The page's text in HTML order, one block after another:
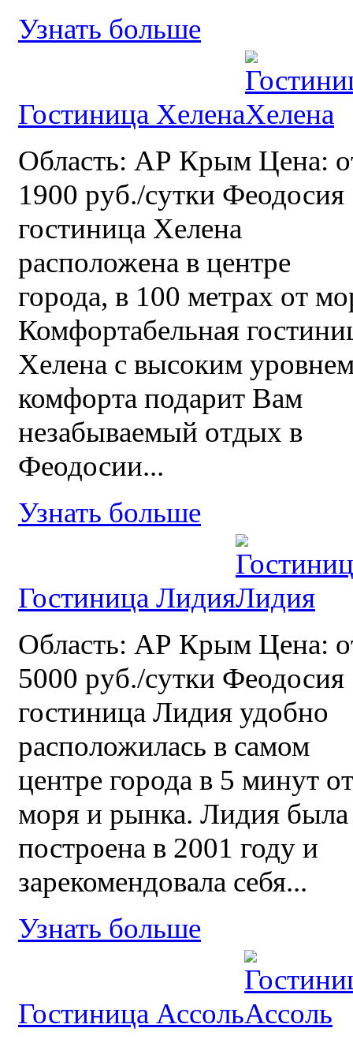
Узнать больше
Гостиница Хелена
Область: АР Крым Цена:
1900 руб./сутки Феодосия
гостиница Хелена
расположена в центре
города, в 100 метрах от
Комфортабельная
Хелена с высоким
комфорта подарит Вам
незабываемый отдых в
Феодосии...
Узнать больше
Гостиница Лидия
Область: АР Крым Цена:
5000 руб./сутки Феодосия
гостиница Лидия удобно
расположилась в самом
центре города в 5 минут от
моря и рынка. Лидия была
построена в 2001 году и
зарекомендовала себя...
Узнать больше
Гостиница Ассоль